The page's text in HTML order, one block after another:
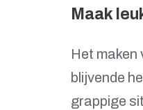
Maak
Het maken
blijvende
grappige